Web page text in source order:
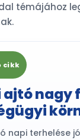
témájához
cikk
ajtó nagy
napi terhelése